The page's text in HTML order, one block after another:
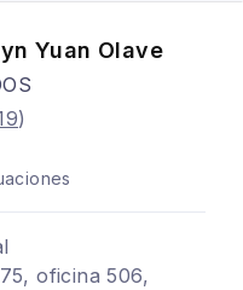
Yuan Olave
)
oficina 506,